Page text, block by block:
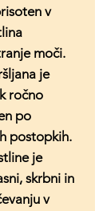
v
moči.
je
ročno
po
postopkih.
je
skrbni in
v